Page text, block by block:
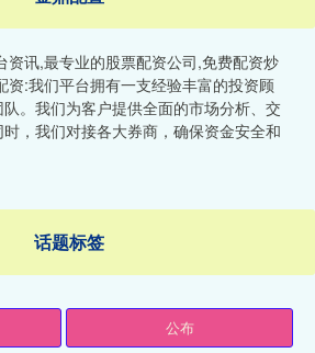
资讯,最专业的股票配资公司,免费配资炒
资:我们平台拥有一支经验丰富的投资顾
。我们为客户提供全面的市场分析、交
，我们对接各大券商，确保资金安全和
话题标签
公布